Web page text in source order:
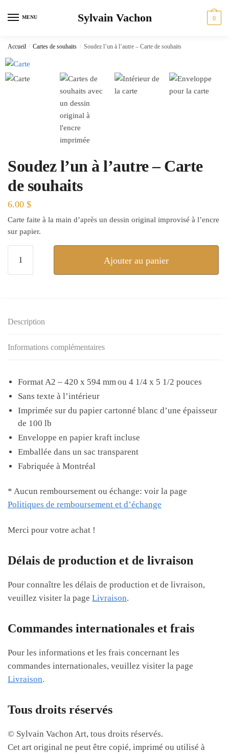
MENU Sylvain Vachon 0
Accueil / Cartes de souhaits / Soudez l’un à l’autre – Carte de souhaits
Soudez l’un à l’autre – Carte
de souhaits
6.00 $
Carte faite à la main d’après un dessin original improvisé à l’encre
sur papier.
Soudez
–
de
Ajouter au panier
Description
Informations complémentaires
Format A2 – 420 x 594 mm ou 4 1/4 x 5 1/2 pouces
Sans texte à l’intérieur
Imprimée sur du papier cartonné blanc d’une épaisseur
de 100 lb
Enveloppe en papier kraft incluse
Emballée dans un sac transparent
Fabriquée à Montréal
* Aucun remboursement ou échange: voir la page
Politiques de remboursement et d’échange
Merci pour votre achat !
Délais de production et de livraison
Pour connaître les délais de production et de livraison,
veuillez visiter la page Livraison.
Commandes internationales et frais
Pour les informations et les frais concernant les
commandes internationales, veuillez visiter la page
Livraison.
Tous droits réservés
© Sylvain Vachon Art, tous droits réservés.
Cet art original ne peut être copié, imprimé ou utilisé à